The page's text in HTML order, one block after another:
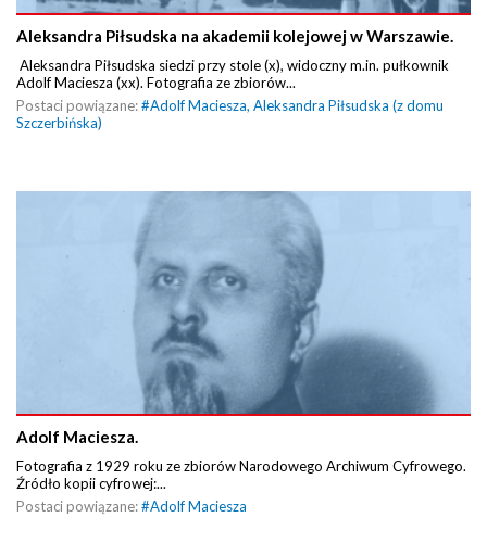
Aleksandra Piłsudska na akademii kolejowej w Warszawie.
Aleksandra Piłsudska siedzi przy stole (x), widoczny m.in. pułkownik
Adolf Maciesza (xx). Fotografia ze zbiorów...
Postaci powiązane:#Adolf Maciesza, Aleksandra Piłsudska (z domu
Szczerbińska)
Adolf Maciesza.
Fotografia z 1929 roku ze zbiorów Narodowego Archiwum Cyfrowego.
Źródło kopii cyfrowej:...
Postaci powiązane:#Adolf Maciesza